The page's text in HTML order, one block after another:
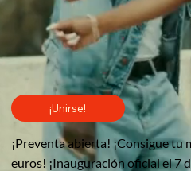
¡Unirse!
¡Preventa abierta! ¡Consigue tu
euros! ¡Inauguración oficial el 7